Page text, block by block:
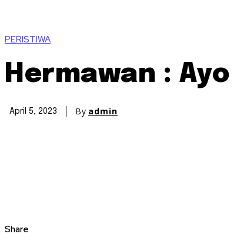
PERISTIWA
Hermawan :
April 5, 2023 By admin
Share